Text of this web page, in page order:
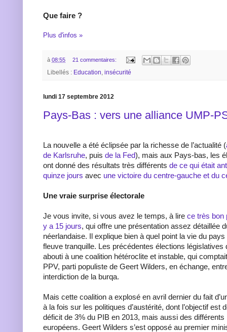
Que faire ?
Plus d'infos »
à 08:55 21 commentaires:
Libellés : Education, insécurité
lundi 17 septembre 2012
Pays-Bas : vers une alliance UMP-
La nouvelle a été éclipsée par la richesse de l’actualité (
de Karlsruhe, puis de la Fed), mais aux Pays-bas, les
ont donné des résultats très différents de ce qui était
quinze jours avec une victoire du centre-gauche et du
Une vraie surprise électorale
Je vous invite, si vous avez le temps, à lire ce très bon
y a 15 jours, qui offre une présentation assez détaillée
néerlandaise. Il explique bien à quel point la vie du pays
fleuve tranquille. Les précédentes élections législatives
abouti à une coalition hétéroclite et instable, qui
PPV, parti populiste de Geert Wilders, en échange,
interdiction de la burqa.
Mais cette coalition a explosé en avril dernier du fait
à la fois sur les politiques d’austérité, dont l’objectif est
déficit de 3% du PIB en 2013, mais aussi des différents
européens. Geert Wilders s’est opposé au premier